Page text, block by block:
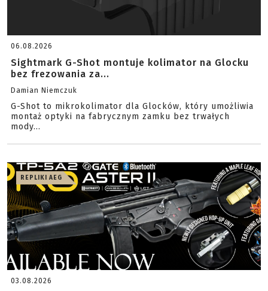
06.08.2026
Sightmark G-Shot montuje kolimator na Glocku
bez frezowania za...
Damian Niemczuk
G-Shot to mikrokolimator dla Glocków, który umożliwia
montaż optyki na fabrycznym zamku bez trwałych
mody...
REPLIKI AEG
03.08.2026